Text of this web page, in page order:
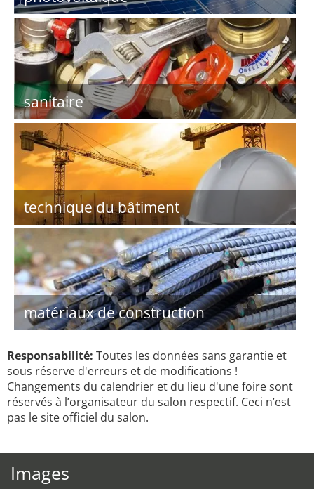
sanitaire
technique du bâtiment
matériaux de construction
Responsabilité: Toutes les données sans garantie et
sous réserve d'erreurs et de modifications !
Changements du calendrier et du lieu d'une foire sont
réservés à l’organisateur du salon respectif. Ceci n’est
pas le site officiel du salon.
Images